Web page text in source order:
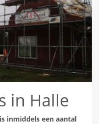
in Halle
inmiddels een aantal